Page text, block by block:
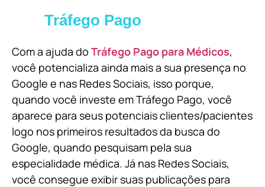
Tráfego Pago
Com a ajuda do Tráfego Pago para Médicos,
você potencializa ainda mais a sua presença no
Google e nas Redes Sociais, isso porque,
quando você investe em Tráfego Pago, você
aparece para seus potenciais clientes/pacientes
logo nos primeiros resultados da busca do
Google, quando pesquisam pela sua
especialidade médica. Já nas Redes Sociais,
você consegue exibir suas publicações para